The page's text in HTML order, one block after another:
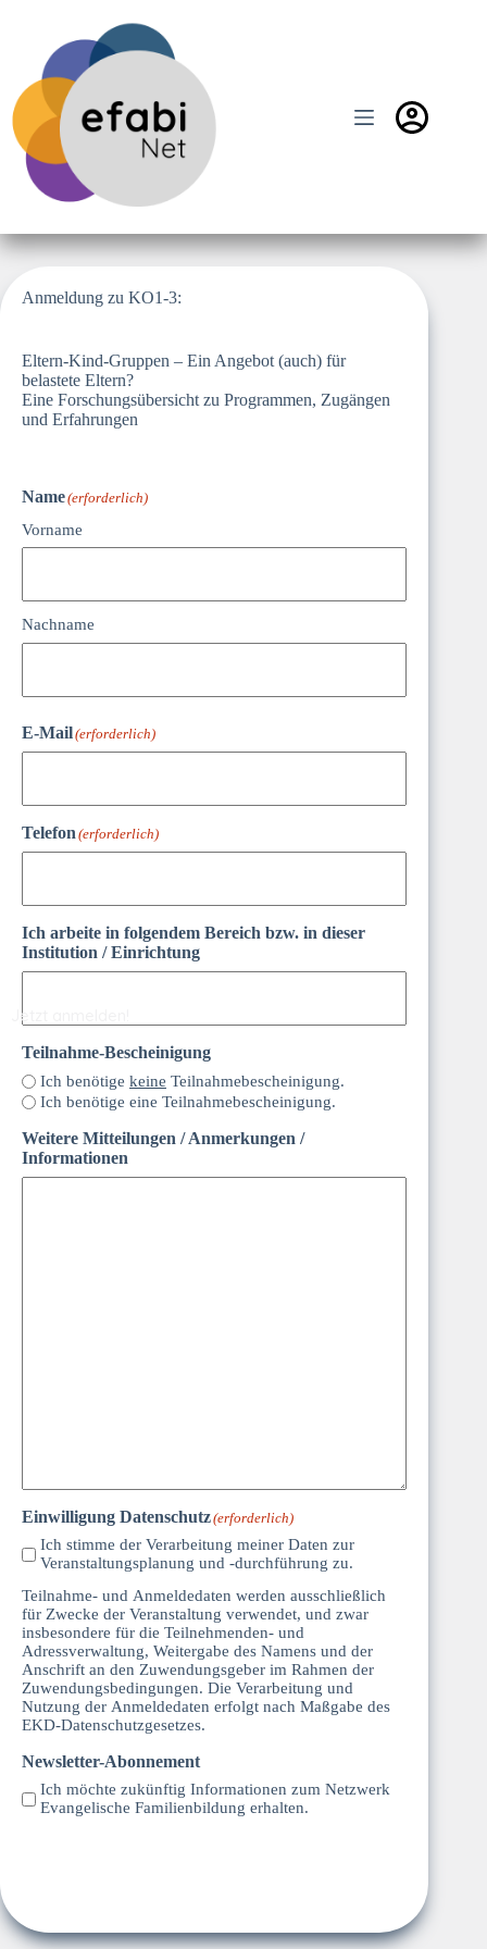
springen
Anmeldung zu KO1-3:
Eltern-Kind-Gruppen – Ein Angebot (auch) für
belastete Eltern?
Eine Forschungsübersicht zu Programmen, Zugängen
und Erfahrungen
Name(erforderlich)
Vorname
Nachname
E-Mail(erforderlich)
Telefon (erforderlich)
Ich arbeite in folgendem Bereich bzw. in dieser
Institution / Einrichtung
Teilnahme-Bescheinigung
Ich benötige keine Teilnahmebescheinigung.
Ich benötige eine Teilnahmebescheinigung.
Weitere Mitteilungen / Anmerkungen /
Informationen
Einwilligung Datenschutz(erforderlich)
Ich stimme der Verarbeitung meiner Daten zur
Veranstaltungsplanung und -durchführung zu.
Teilnahme- und Anmeldedaten werden ausschließlich
für Zwecke der Veranstaltung verwendet, und zwar
insbesondere für die Teilnehmenden- und
Adressverwaltung, Weitergabe des Namens und der
Anschrift an den Zuwendungsgeber im Rahmen der
Zuwendungsbedingungen. Die Verarbeitung und
Nutzung der Anmeldedaten erfolgt nach Maßgabe des
EKD-Datenschutzgesetzes.
Newsletter-Abonnement
Ich möchte zukünftig Informationen zum Netzwerk
Evangelische Familienbildung erhalten.
Jetzt anmelden!